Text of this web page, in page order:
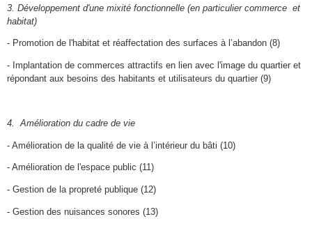
3. Développement d'une mixité fonctionnelle (en particulier commerce et
habitat)
- Promotion de l'habitat et réaffectation des surfaces à l’abandon (8)
- Implantation de commerces attractifs en lien avec l'image du quartier et
répondant aux besoins des habitants et utilisateurs du quartier (9)
4. Amélioration du cadre de vie
- Amélioration de la qualité de vie à l’intérieur du bâti (10)
- Amélioration de l'espace public (11)
- Gestion de la propreté publique (12)
- Gestion des nuisances sonores (13)